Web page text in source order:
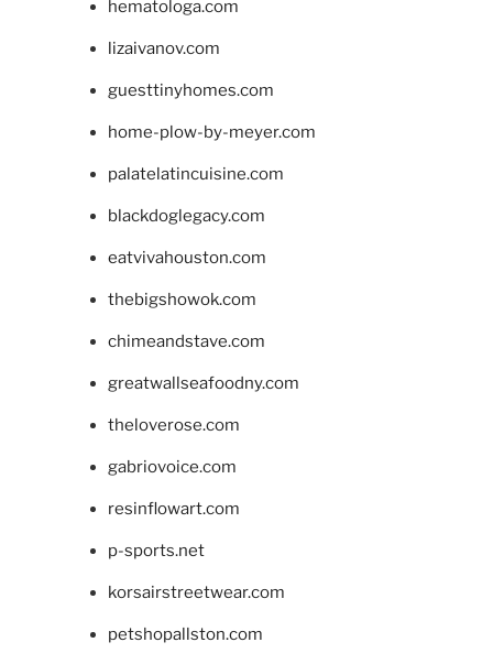
hematologa.com
lizaivanov.com
guesttinyhomes.com
home-plow-by-meyer.com
palatelatincuisine.com
blackdoglegacy.com
eatvivahouston.com
thebigshowok.com
chimeandstave.com
greatwallseafoodny.com
theloverose.com
gabriovoice.com
resinflowart.com
p-sports.net
korsairstreetwear.com
petshopallston.com